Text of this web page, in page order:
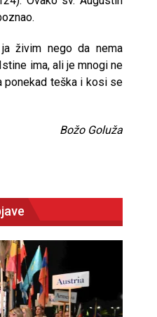
živim nego da nema
ima, ali je mnogi ne
ponekad teška i kosi se
Božo Goluža